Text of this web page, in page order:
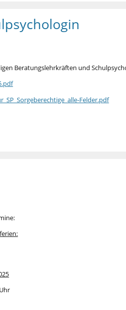
Beratungslehrkräften und
Felder.pdf